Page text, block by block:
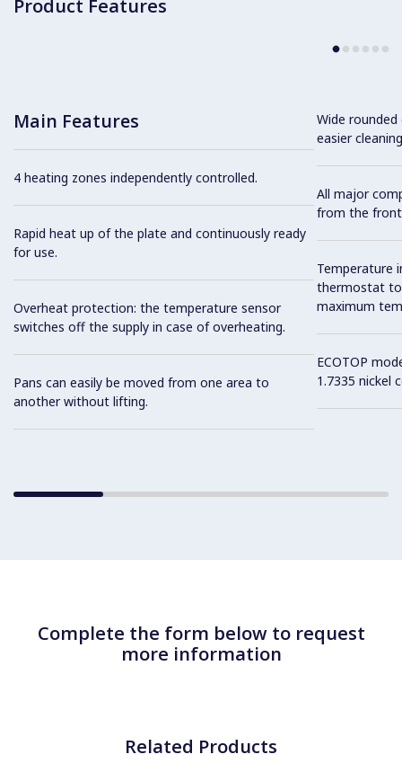
Product Features
Main Features
4 heating zones independently controlled.
Rapid heat up of the plate and continuously ready
for use.
Overheat protection: the temperature sensor
switches off the supply in case of overheating.
Pans can easily be moved from one area to
another without lifting.
Wide
easier
All major
from the
Temperature
thermostat to
maximum
ECOTOP
1.7335 nickel
Complete the form below to request
more information
Related Products